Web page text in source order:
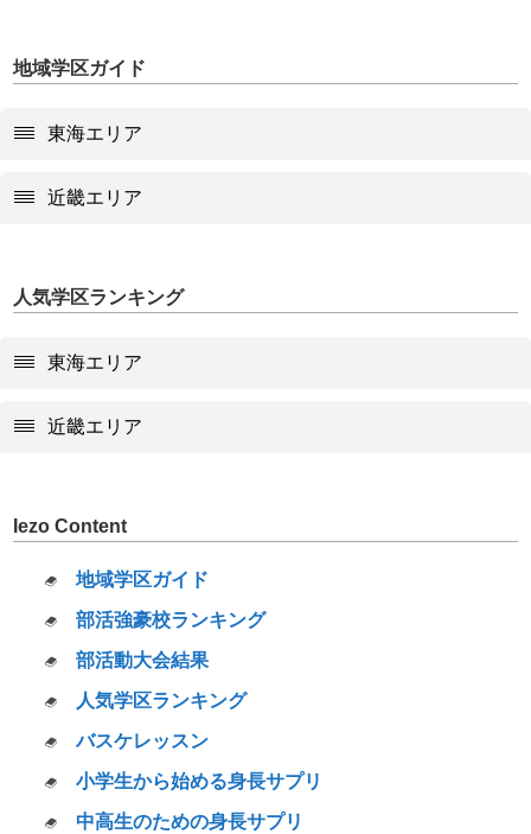
地域学区ガイド
東海エリア
近畿エリア
人気学区ランキング
東海エリア
近畿エリア
Iezo Content
地域学区ガイド
部活強豪校ランキング
部活動大会結果
人気学区ランキング
バスケレッスン
小学生から始める身長サプリ
中高生のための身長サプリ